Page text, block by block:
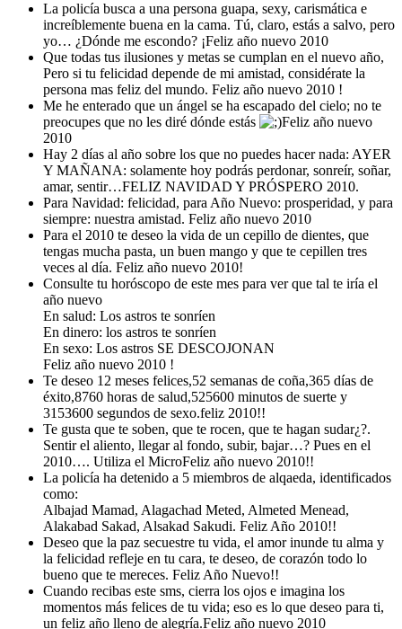
La policía busca a una persona guapa, sexy, carismática e
increíblemente buena en la cama. Tú, claro, estás a salvo, pero
yo… ¿Dónde me escondo? ¡Feliz año nuevo 2010
Que todas tus ilusiones y metas se cumplan en el nuevo año,
Pero si tu felicidad depende de mi amistad, considérate la
persona mas feliz del mundo. Feliz año nuevo 2010 !
Me he enterado que un ángel se ha escapado del cielo; no te
preocupes que no les diré dónde estás
Feliz año nuevo
2010
Hay 2 días al año sobre los que no puedes hacer nada: AYER
Y MAÑANA: solamente hoy podrás perdonar, sonreír, soñar,
amar, sentir…FELIZ NAVIDAD Y PRÓSPERO 2010.
Para Navidad: felicidad, para Año Nuevo: prosperidad, y para
siempre: nuestra amistad. Feliz año nuevo 2010
Para el 2010 te deseo la vida de un cepillo de dientes, que
tengas mucha pasta, un buen mango y que te cepillen tres
veces al día. Feliz año nuevo 2010!
Consulte tu horóscopo de este mes para ver que tal te iría el
año nuevo
En salud: Los astros te sonríen
En dinero: los astros te sonríen
En sexo: Los astros SE DESCOJONAN
Feliz año nuevo 2010 !
Te deseo 12 meses felices,52 semanas de coña,365 días de
éxito,8760 horas de salud,525600 minutos de suerte y
3153600 segundos de sexo.feliz 2010!!
Te gusta que te soben, que te rocen, que te hagan sudar¿?.
Sentir el aliento, llegar al fondo, subir, bajar…? Pues en el
2010…. Utiliza el MicroFeliz año nuevo 2010!!
La policía ha detenido a 5 miembros de alqaeda, identificados
como:
Albajad Mamad, Alagachad Meted, Almeted Menead,
Alakabad Sakad, Alsakad Sakudi. Feliz Año 2010!!
Deseo que la paz secuestre tu vida, el amor inunde tu alma y
la felicidad refleje en tu cara, te deseo, de corazón todo lo
bueno que te mereces. Feliz Año Nuevo!!
Cuando recibas este sms, cierra los ojos e imagina los
momentos más felices de tu vida; eso es lo que deseo para ti,
un feliz año lleno de alegría.Feliz año nuevo 2010